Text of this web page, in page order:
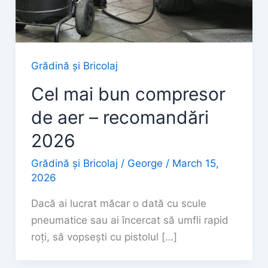
Grădină și Bricolaj
Cel mai bun compresor
de aer – recomandări
2026
Grădină și Bricolaj / George / March 15,
2026
Dacă ai lucrat măcar o dată cu scule
pneumatice sau ai încercat să umfli rapid
roți, să vopsești cu pistolul […]